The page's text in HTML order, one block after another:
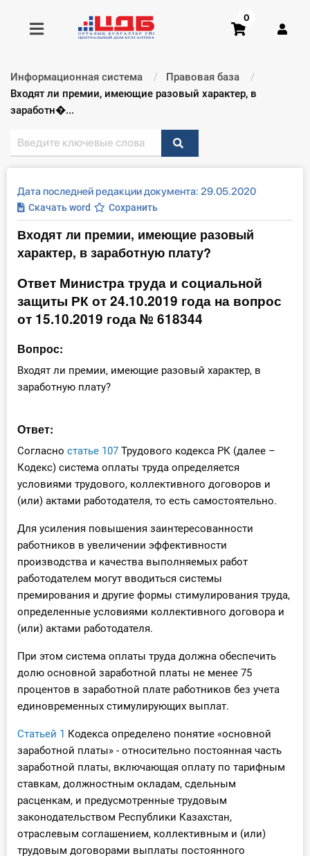
Получить консультацию
Главная ИС
Формы
Консультации
Библиотека бухгалтера
Участник ВЭД
Практика ИП
Кадры. Труд. Зарплата.
Учет по отраслям
Юридический помощник
Интернет-магазин
О Системе
Тарифы
Тестирование для
бухгалтера
0
Информационная система
Правовая база
Текущий:
Входят ли премии, имеющие разовый характер, в
заработн�...
Дата последней редакции документа: 29.05.2020
Скачать word Сохранить
Входят ли премии, имеющие разовый
характер, в заработную плату?
Ответ Министра труда и социальной
защиты РК от 24.10.2019 года на вопрос
от 15.10.2019 года № 618344
Вопрос:
Входят ли премии, имеющие разовый характер, в
заработную плату?
Ответ:
Согласно статье 107 Трудового кодекса РК (далее –
Кодекс) система оплаты труда определяется
условиями трудового, коллективного договоров и
(или) актами работодателя, то есть самостоятельно.
Для усиления повышения заинтересованности
работников в увеличении эффективности
производства и качества выполняемых работ
работодателем могут вводиться системы
премирования и другие формы стимулирования труда,
определенные условиями коллективного договора и
(или) актами работодателя.
При этом система оплаты труда должна обеспечить
долю основной заработной платы не менее 75
процентов в заработной плате работников без учета
единовременных стимулирующих выплат.
Статьей 1 Кодекса определено понятие «основной
заработной платы» - относительно постоянная часть
заработной платы, включающая оплату по тарифным
ставкам, должностным окладам, сдельным
расценкам, и предусмотренные трудовым
законодательством Республики Казахстан,
отраслевым соглашением, коллективным и (или)
трудовым договорами выплаты постоянного